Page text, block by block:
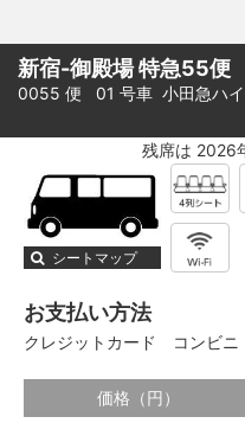
新宿-御殿場 特急55便
0055 便 01 号車 小田急ハ
残席は 2026
シートマップ
お支払い方法
クレジットカード コンビニ
価格（円）